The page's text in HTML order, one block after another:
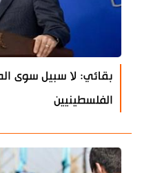
بقائي: لا سبيل سوى
الفلسطينيين